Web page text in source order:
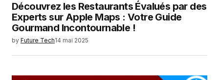
Découvrez les Restaurants Évalués par des
Experts sur Apple Maps : Votre Guide
Gourmand Incontournable !
by Future Tech14 mai 2025